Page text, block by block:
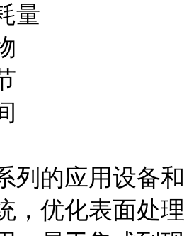
量
列的应用设备和
，优化表面处理